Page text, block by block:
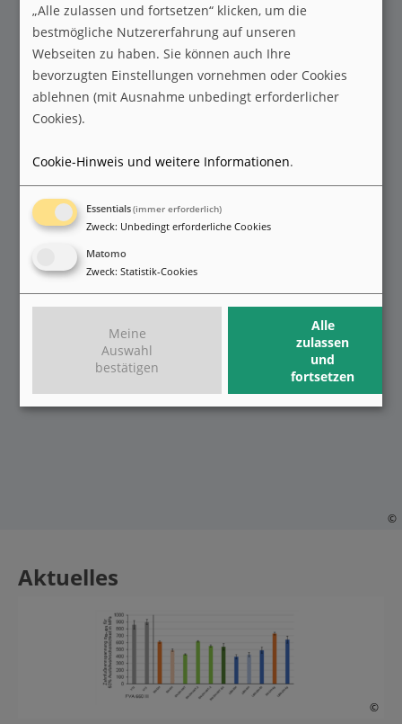
Aktuelles
©
©
„Alle zulassen und fortsetzen“ klicken, um die
bestmögliche Nutzererfahrung auf unseren
Webseiten zu haben. Sie können auch Ihre
bevorzugten Einstellungen vornehmen oder Cookies
ablehnen (mit Ausnahme unbedingt erforderlicher
Cookies).
Cookie-Hinweis und weitere Informationen.
Essentials(immer erforderlich)
Zweck: Unbedingt erforderliche Cookies
Matomo
Zweck: Statistik-Cookies
Meine
Auswahl
bestätigen
Alle
zulassen
und
fortsetzen